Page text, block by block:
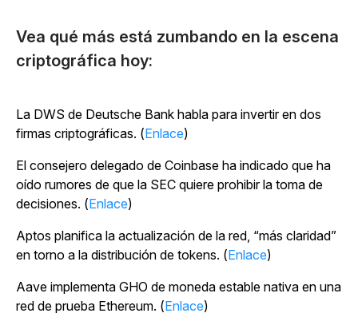
Vea qué más está zumbando en la escena
criptográfica hoy:
La DWS de Deutsche Bank habla para invertir en dos
firmas criptográficas. (Enlace)
El consejero delegado de Coinbase ha indicado que ha
oído rumores de que la SEC quiere prohibir la toma de
decisiones. (Enlace)
Aptos planifica la actualización de la red, “más claridad”
en torno a la distribución de tokens. (Enlace)
Aave implementa GHO de moneda estable nativa en una
red de prueba Ethereum. (Enlace)